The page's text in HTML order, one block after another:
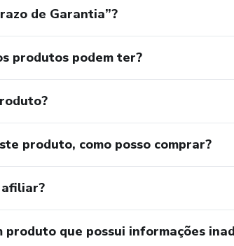
de Garantia”?
produtos podem ter?
produto, como posso comprar?
afiliar?
produto que possui informações